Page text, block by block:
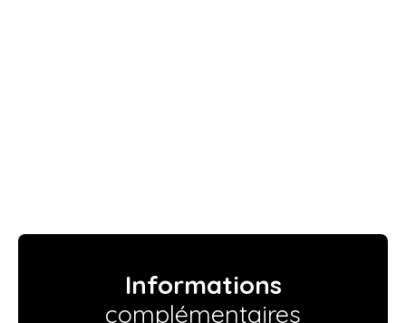
Informations
complémentaires